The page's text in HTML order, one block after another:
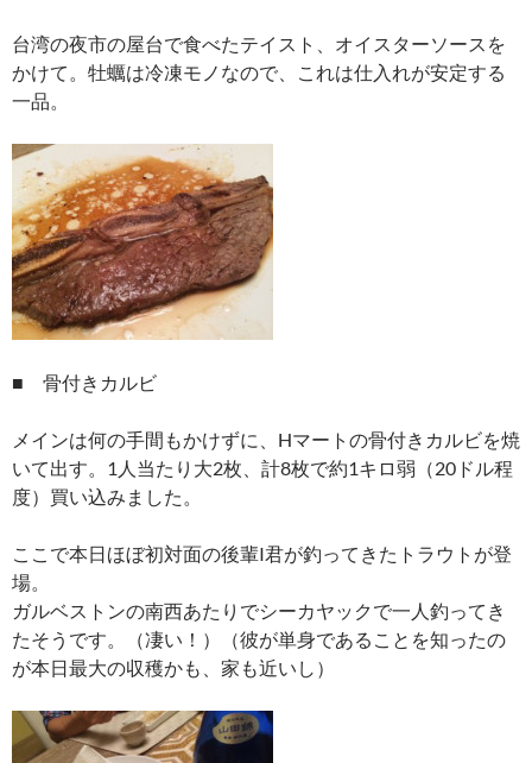
台湾の夜市の屋台で食べたテイスト、オイスターソースを
かけて。牡蠣は冷凍モノなので、これは仕入れが安定する
一品。
■ 骨付きカルビ
メインは何の手間もかけずに、Hマートの骨付きカルビを焼
いて出す。1人当たり大2枚、計8枚で約1キロ弱（20ドル程
度）買い込みました。
ここで本日ほぼ初対面の後輩I君が釣ってきたトラウトが登
場。
ガルベストンの南西あたりでシーカヤックで一人釣ってき
たそうです。（凄い！）（彼が単身であることを知ったの
が本日最大の収穫かも、家も近いし）